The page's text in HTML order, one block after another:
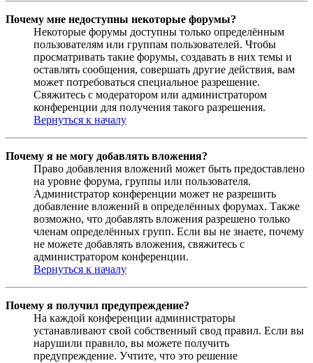
Почему мне недоступны некоторые форумы?
Некоторые форумы доступны только определённым
пользователям или группам пользователей. Чтобы
просматривать такие форумы, создавать в них темы и
оставлять сообщения, совершать другие действия, вам
может потребоваться специальное разрешение.
Свяжитесь с модератором или администратором
конференции для получения такого разрешения.
Вернуться к началу
Почему я не могу добавлять вложения?
Право добавления вложений может быть предоставлено
на уровне форума, группы или пользователя.
Администратор конференции может не разрешить
добавление вложений в определённых форумах. Также
возможно, что добавлять вложения разрешено только
членам определённых групп. Если вы не знаете, почему
не можете добавлять вложения, свяжитесь с
администратором конференции.
Вернуться к началу
Почему я получил предупреждение?
На каждой конференции администраторы
устанавливают свой собственный свод правил. Если вы
нарушили правило, вы можете получить
предупреждение. Учтите, что это решение